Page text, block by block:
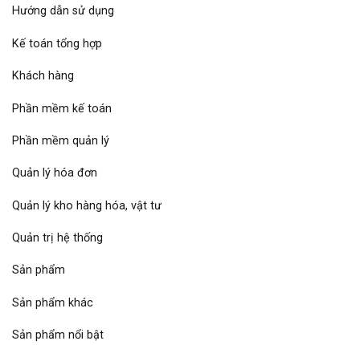
Hướng dẫn sử dụng
Kế toán tổng hợp
Khách hàng
Phần mềm kế toán
Phần mềm quản lý
Quản lý hóa đơn
Quản lý kho hàng hóa, vật tư
Quản trị hệ thống
Sản phẩm
Sản phẩm khác
Sản phẩm nổi bật